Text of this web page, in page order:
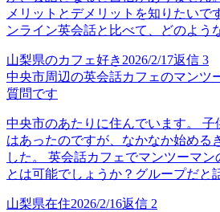
メリットとデメリットを知りたいで
ンライン英会話と比べて、どのよう
山梨県のカフェ好き 2026/2/17返信 3
中央市周辺の英会話カフェのマンツ
質問です
中央市のあたりに住んでいます。 子
はあったのですが、なかなか始める
した。 英会話カフェでマンツーマン
とは可能でしょうか？グループだと
山梨県在住2026/2/16返信 2